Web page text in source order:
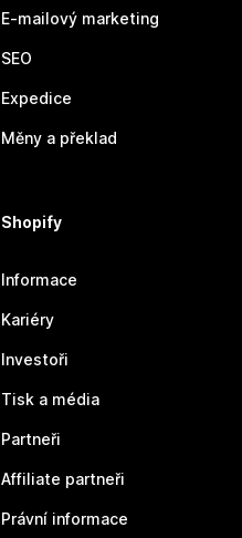
E-mailový marketing
SEO
Expedice
Měny a překlad
Shopify
Informace
Kariéry
Investoři
Tisk a média
Partneři
Affiliate partneři
Právní informace